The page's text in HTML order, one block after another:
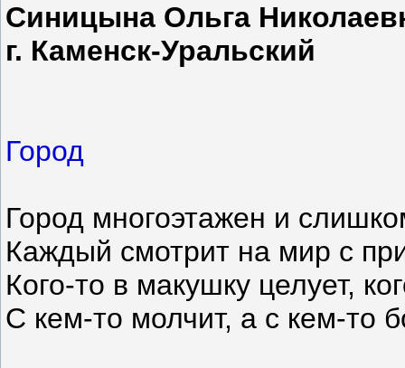
Синицына Ольга
г. Каменск-Уральский
Город
Город многоэтажен и
Каждый смотрит на мир с
Кого-то в макушку целует,
С кем-то молчит, а с кем-то